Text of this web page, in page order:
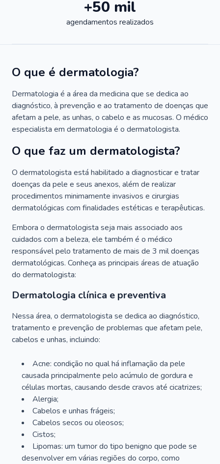
+50 mil
agendamentos realizados
O que é dermatologia?
Dermatologia é a área da medicina que se dedica ao
diagnóstico, à prevenção e ao tratamento de doenças que
afetam a pele, as unhas, o cabelo e as mucosas. O médico
especialista em dermatologia é o dermatologista.
O que faz um dermatologista?
O dermatologista está habilitado a diagnosticar e tratar
doenças da pele e seus anexos, além de realizar
procedimentos minimamente invasivos e cirurgias
dermatológicas com finalidades estéticas e terapêuticas.
Embora o dermatologista seja mais associado aos
cuidados com a beleza, ele também é o médico
responsável pelo tratamento de mais de 3 mil doenças
dermatológicas. Conheça as principais áreas de atuação
do dermatologista:
Dermatologia clínica e preventiva
Nessa área, o dermatologista se dedica ao diagnóstico,
tratamento e prevenção de problemas que afetam pele,
cabelos e unhas, incluindo:
Acne: condição no qual há inflamação da pele
causada principalmente pelo acúmulo de gordura e
células mortas, causando desde cravos até cicatrizes;
Alergia;
Cabelos e unhas frágeis;
Cabelos secos ou oleosos;
Cistos;
Lipomas: um tumor do tipo benigno que pode se
desenvolver em várias regiões do corpo, como